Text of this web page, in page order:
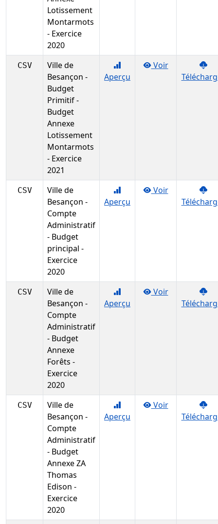
Lotissement
Montarmots
- Exercice
2020
CSV
Ville de
Besançon -
Budget
Primitif -
Budget
Annexe
Lotissement
Montarmots
- Exercice
2021
Aperçu
Voir
CSV
Ville de
Besançon -
Compte
Administratif
- Budget
principal -
Exercice
2020
Aperçu
Voir
CSV
Ville de
Besançon -
Compte
Administratif
- Budget
Annexe
Forêts -
Exercice
2020
Aperçu
Voir
CSV
Ville de
Besançon -
Compte
Administratif
- Budget
Annexe ZA
Thomas
Edison -
Exercice
2020
Aperçu
Voir